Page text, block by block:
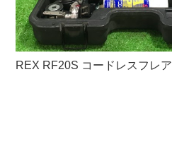
REX RF20S コードレスフレア